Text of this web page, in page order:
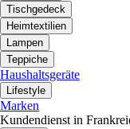
Tischgedeck
Heimtextilien
Lampen
Teppiche
Haushaltsgeräte
Lifestyle
Marken
Kundendienst in